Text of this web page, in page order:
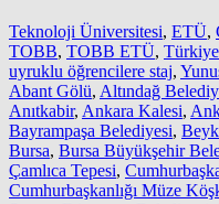
Teknoloji Üniversitesi, ETÜ,
TOBB, TOBB ETÜ,
uyruklu öğrencilere staj,
Abant Gölü, Altındağ
Anıtkabir, Ankara Kalesi,
Bayrampaşa Belediyesi,
Bursa, Bursa Büyükşehir
Çamlıca Tepesi,
Cumhurbaşkanlığı Müze